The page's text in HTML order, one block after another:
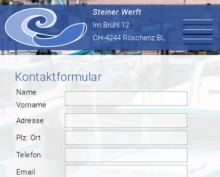
Steiner Werft
Im Brühl 12
CH-4244 Röschenz BL
Kontaktformular
Name
Vorname
Adresse
Plz. Ort
Telefon
Email